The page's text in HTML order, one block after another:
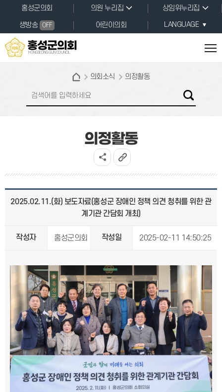
본문바로가기
홍성군의회 의원 누리집
상임위누리집
생방송
OFF 어린이의회 LANGUAGE
홍성군의회
HONGSEONG GUN COUNCIL
의회소식 의정활동
의정활동
2025.02.11.(화) 보도자료(홍성군 장애인 정책 의견 청취를 위한 관
계기관 간담회 개최)
작성자 홍성군의회 작성일 2025-02-11 14:50:25